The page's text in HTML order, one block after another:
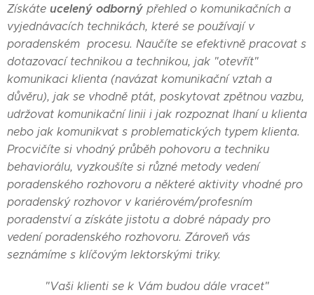
Získáte ucelený odborný přehled o komunikačních a
vyjednávacích technikách, které se používají v
poradenském procesu. Naučíte se efektivně pracovat s
dotazovací technikou a technikou, jak "otevřít"
komunikaci klienta (navázat komunikační vztah a
důvěru), jak se vhodně ptát, poskytovat zpětnou vazbu,
udržovat komunikační linii i jak rozpoznat lhaní u klienta
nebo jak komunikvat s problematických typem klienta.
Procvičíte si vhodný průběh pohovoru a techniku
behaviorálu, vyzkoušíte si různé metody vedení
poradenského rozhovoru a některé aktivity vhodné pro
poradenský rozhovor v kariérovém/profesním
poradenství a získáte jistotu a dobré nápady pro
vedení poradenského rozhovoru. Zároveň vás
seznámíme s klíčovým lektorskými triky.
"Vaši klienti se k Vám budou dále vracet"